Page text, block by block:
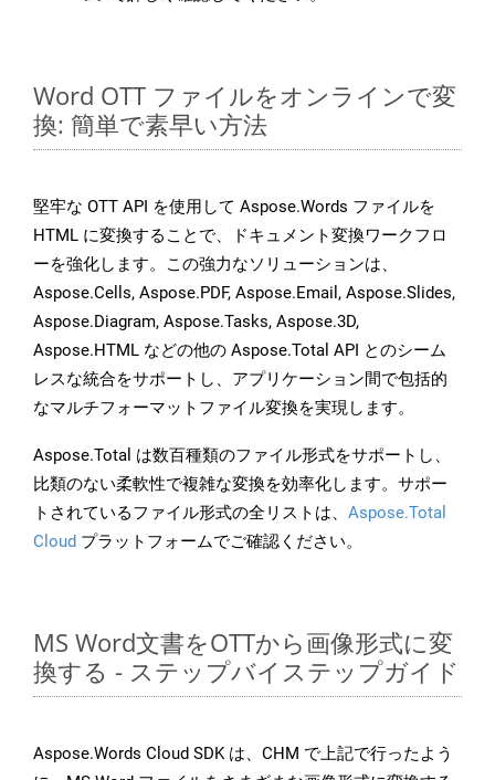
Word OTT ファイルをオンラインで変
換: 簡単で素早い方法
堅牢な OTT API を使用して Aspose.Words ファイルを
HTML に変換することで、ドキュメント変換ワークフロ
ーを強化します。この強力なソリューションは、
Aspose.Cells, Aspose.PDF, Aspose.Email, Aspose.Slides,
Aspose.Diagram, Aspose.Tasks, Aspose.3D,
Aspose.HTML などの他の Aspose.Total API とのシーム
レスな統合をサポートし、アプリケーション間で包括的
なマルチフォーマットファイル変換を実現します。
Aspose.Total は数百種類のファイル形式をサポートし、
比類のない柔軟性で複雑な変換を効率化します。サポー
トされているファイル形式の全リストは、 Aspose.Total
Cloud プラットフォームでご確認ください。
MS Word文書をOTTから画像形式に変
換する - ステップバイステップガイド
Aspose.Words Cloud SDK は、CHM で上記で行ったよう